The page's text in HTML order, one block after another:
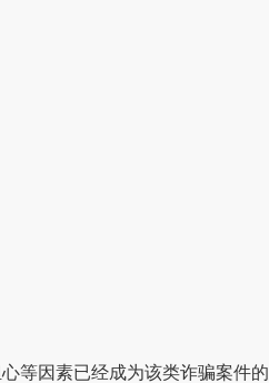
等因素已经成为该类诈骗案件的